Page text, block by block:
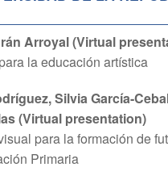
Arroyal (Virtual
la educación artística
Silvia García-
(Virtual presentation)
para la formación de
Primaria